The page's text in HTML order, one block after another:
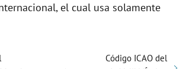
el cual usa solamente
Código ICAO del